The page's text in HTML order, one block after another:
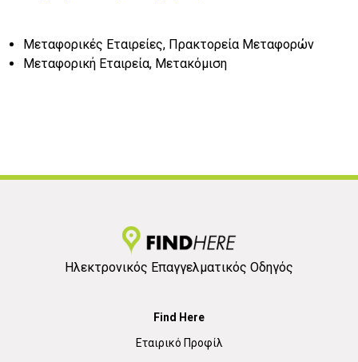
Μεταφορικές Εταιρείες, Πρακτορεία Μεταφορών
Μεταφορική Εταιρεία, Μετακόμιση
Ηλεκτρονικός Επαγγελματικός Οδηγός
Find Here
Εταιρικό Προφίλ